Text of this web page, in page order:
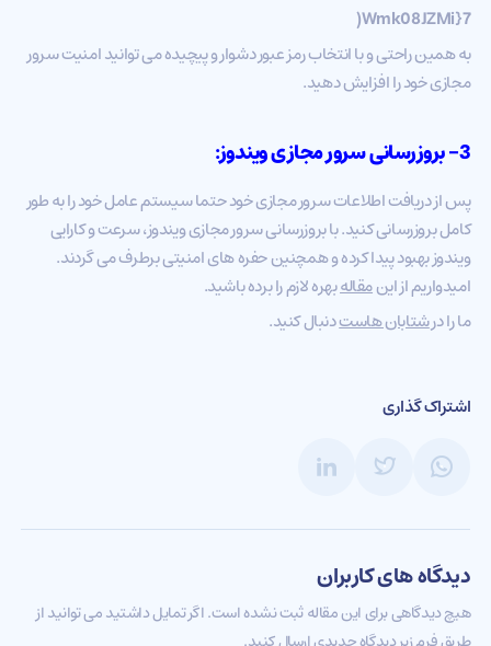
7{Wmk08JZMi(
به همین راحتی و با انتخاب رمز عبور دشوار و پیچیده می توانید امنیت سرور
مجازی خود را افزایش دهید.
3- بروزرسانی سرور مجازی ویندوز:
پس از دریافت اطلاعات سرور مجازی خود حتما سیستم عامل خود را به طور
کامل بروزرسانی کنید. با بروزرسانی سرور مجازی ویندوز، سرعت و کارایی
ویندوز بهبود پیدا کرده و همچنین حفره های امنیتی برطرف می گردند.
امیدواریم از اینمقالهبهره لازم را برده باشید.
ما را درشتابان هاستدنبال کنید.
اشتراک گذاری
دیدگاه های کاربران
هیچ دیدگاهی برای این مقاله ثبت نشده است. اگر تمایل داشتید می توانید از